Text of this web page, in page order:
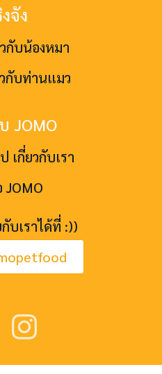
จัง
กับน้องหมา
กับท่านแมว
JOMO
เกี่ยวกับเรา
JOMO
บเราได้ที่ :))